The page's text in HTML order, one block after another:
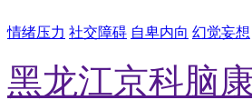
情绪压力 社交障碍 自卑内向 幻觉妄想
黑龙江京科脑